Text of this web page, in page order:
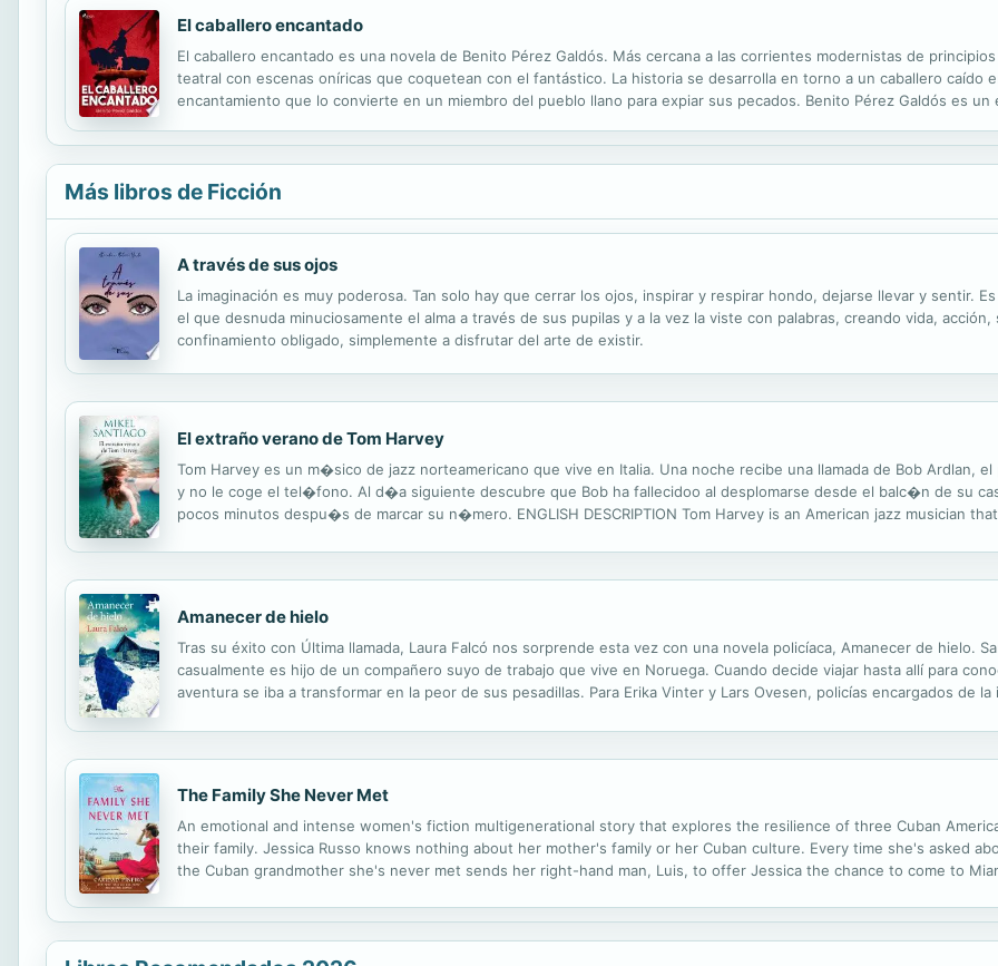
El caballero encantado
El caballero encantado es una novela de Benito Pérez Galdós. Más cercana a las corrientes modernistas de
teatral con escenas oníricas que coquetean con el fantástico. La historia se desarrolla en torno a un caballero caído
encantamiento que lo convierte en un miembro del pueblo llano para expiar sus pecados. Benito Pérez Galdós es un
Más libros de Ficción
A través de sus ojos
La imaginación es muy poderosa. Tan solo hay que cerrar los ojos, inspirar y respirar hondo, dejarse llevar y sentir.
el que desnuda minuciosamente el alma a través de sus pupilas y a la vez la viste con palabras, creando vida,
confinamiento obligado, simplemente a disfrutar del arte de existir.
El extraño verano de Tom Harvey
Tom Harvey es un m�sico de jazz norteamericano que vive en Italia. Una noche recibe una llamada de Bob Ardlan,
y no le coge el tel�fono. Al d�a siguiente descubre que Bob ha fallecidoo al desplomarse desde el balc�n de su
pocos minutos despu�s de marcar su n�mero. ENGLISH DESCRIPTION Tom Harvey is an American jazz musician
Amanecer de hielo
Tras su éxito con Última llamada, Laura Falcó nos sorprende esta vez con una novela policíaca, Amanecer de hielo.
casualmente es hijo de un compañero suyo de trabajo que vive en Noruega. Cuando decide viajar hasta allí para
aventura se iba a transformar en la peor de sus pesadillas. Para Erika Vinter y Lars Ovesen, policías encargados de
The Family She Never Met
An emotional and intense women's fiction multigenerational story that explores the resilience of three Cuban
their family. Jessica Russo knows nothing about her mother's family or her Cuban culture. Every time she's asked
the Cuban grandmother she's never met sends her right-hand man, Luis, to offer Jessica the chance to come to